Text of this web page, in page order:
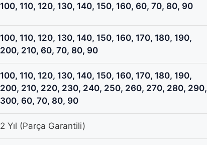
100, 110, 120, 130, 140, 150, 160, 60, 70, 80, 90
100, 110, 120, 130, 140, 150, 160, 170, 180, 190,
200, 210, 60, 70, 80, 90
100, 110, 120, 130, 140, 150, 160, 170, 180, 190,
200, 210, 220, 230, 240, 250, 260, 270, 280, 290,
300, 60, 70, 80, 90
2 Yıl (Parça Garantili)